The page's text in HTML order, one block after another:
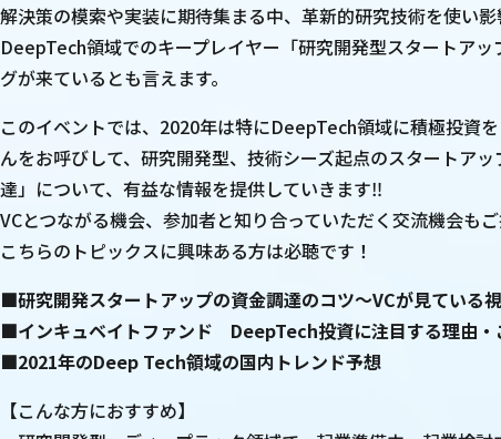
解決策の模索や実装に期待集まる中、革新的研究技術を使い
DeepTech領域でのキープレイヤー「研究開発型スタートア
グが来ているとも言えます。
このイベントでは、2020年は特にDeepTech領域に積極投資
んをお呼びして、研究開発型、技術シーズ起点のスタートア
達」について、有益な情報を提供していきます‼
VCとつながる機会、参加者と知り合っていただく交流機会もご
こちらのトピックスに興味ある方は必聴です！
■研究開発スタートアップの資金調達のコツ～VCが見ている
■インキュベイトファンド DeepTech投資に注目する理由・
■2021年のDeep Tech領域の国内トレンド予想
【こんな方におすすめ】